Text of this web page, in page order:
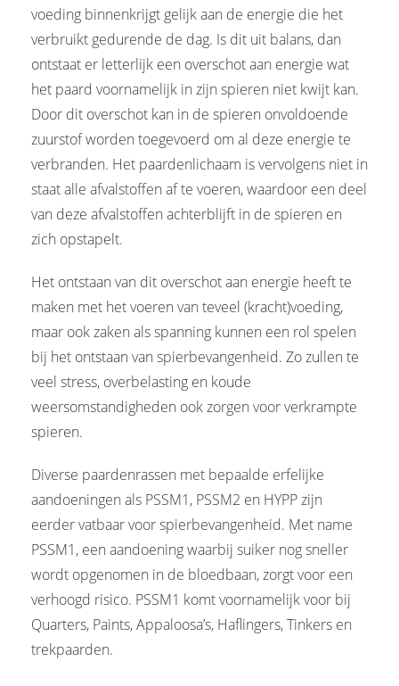
voeding binnenkrijgt gelijk aan de energie die het
verbruikt gedurende de dag. Is dit uit balans, dan
ontstaat er letterlijk een overschot aan energie wat
het paard voornamelijk in zijn spieren niet kwijt kan.
Door dit overschot kan in de spieren onvoldoende
zuurstof worden toegevoerd om al deze energie te
verbranden. Het paardenlichaam is vervolgens niet in
staat alle afvalstoffen af te voeren, waardoor een deel
van deze afvalstoffen achterblijft in de spieren en
zich opstapelt.
Het ontstaan van dit overschot aan energie heeft te
maken met het voeren van teveel (kracht)voeding,
maar ook zaken als spanning kunnen een rol spelen
bij het ontstaan van spierbevangenheid. Zo zullen te
veel stress, overbelasting en koude
weersomstandigheden ook zorgen voor verkrampte
spieren.
Diverse paardenrassen met bepaalde erfelijke
aandoeningen als PSSM1, PSSM2 en HYPP zijn
eerder vatbaar voor spierbevangenheid. Met name
PSSM1, een aandoening waarbij suiker nog sneller
wordt opgenomen in de bloedbaan, zorgt voor een
verhoogd risico. PSSM1 komt voornamelijk voor bij
Quarters, Paints, Appaloosa’s, Haflingers, Tinkers en
trekpaarden.